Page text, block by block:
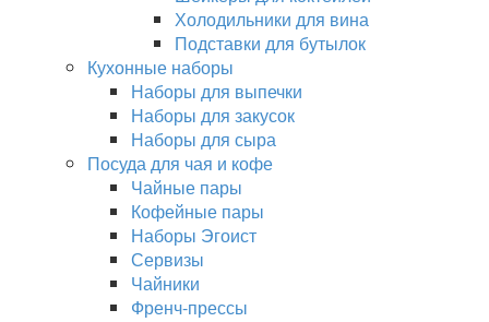
Холодильники для вина
Подставки для бутылок
Кухонные наборы
Наборы для выпечки
Наборы для закусок
Наборы для сыра
Посуда для чая и кофе
Чайные пары
Кофейные пары
Наборы Эгоист
Сервизы
Чайники
Френч-прессы